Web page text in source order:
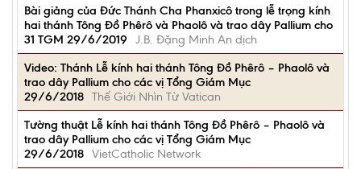
Bài giảng của Đức Thánh Cha Phanxicô trong lễ trọng kính
hai thánh Tông Đồ Phêrô và Phaolô và trao dây Pallium cho
31 TGM 29/6/2019
J.B. Đặng Minh An dịch
Video: Thánh Lễ kính hai thánh Tông Đồ Phêrô – Phaolô và
trao dây Pallium cho các vị Tổng Giám Mục
29/6/2018 Thế Giới Nhìn Từ Vatican
Tường thuật Lễ kính hai thánh Tông Đồ Phêrô – Phaolô và
trao dây Pallium cho các vị Tổng Giám Mục
29/6/2018 VietCatholic Network